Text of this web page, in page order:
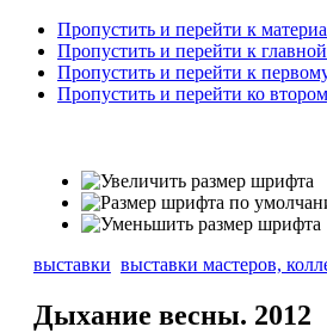
Пропустить и перейти к
Пропустить и перейти к
Пропустить и перейти к
Пропустить и перейти ко
выставки выставки мастеров,
Дыхание весны. 2012